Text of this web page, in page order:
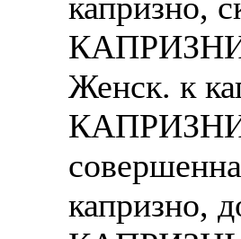
Женск. к
капризно,